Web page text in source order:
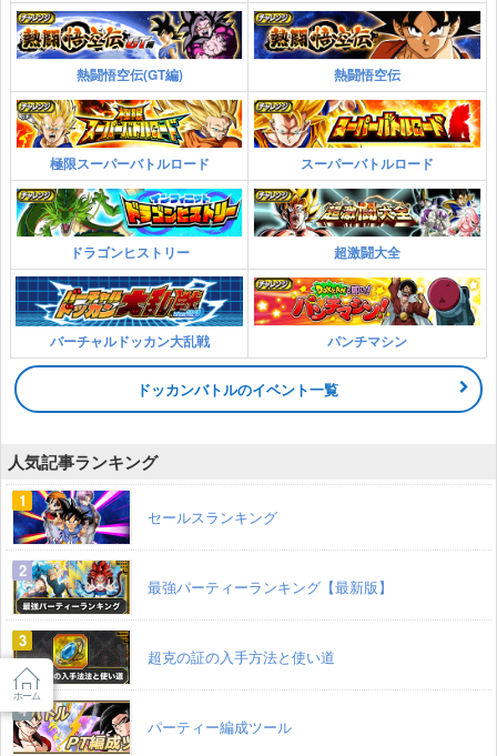
熱闘悟空伝(GT編) 熱闘悟空伝
極限スーパーバトルロード スーパーバトルロード
ドラゴンヒストリー 超激闘大全
バーチャルドッカン大乱戦 パンチマシン
ドッカンバトルのイベント一覧
人気記事ランキング
セールスランキング
最強パーティーランキング【最新版】
超克の証の入手方法と使い道
パーティー編成ツール
ホーム